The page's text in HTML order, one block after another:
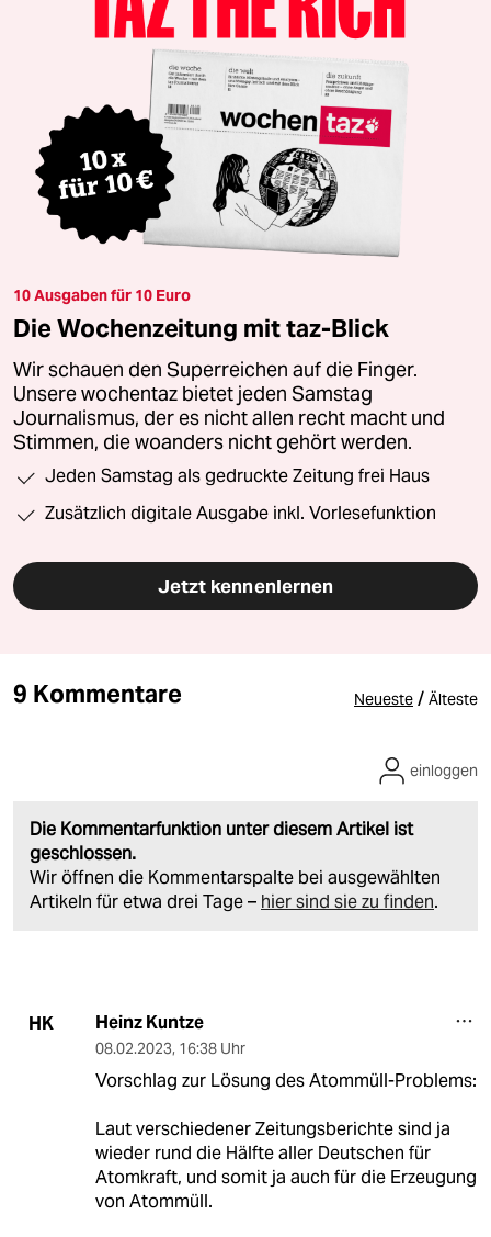
10 Ausgaben für 10 Euro
Die Wochenzeitung mit taz-Blick
Wir schauen den Superreichen auf die Finger.
Unsere wochentaz bietet jeden Samstag
Journalismus, der es nicht allen recht macht und
Stimmen, die woanders nicht gehört werden.
Jeden Samstag als gedruckte Zeitung frei Haus
Zusätzlich digitale Ausgabe inkl. Vorlesefunktion
Jetzt kennenlernen
9 Kommentare Neueste / Älteste
Die Kommentarfunktion unter diesem Artikel ist
geschlossen.
Wir öffnen die Kommentarspalte bei ausgewählten
Artikeln für etwa drei Tage – hier sind sie zu finden.
einloggen
HK Heinz Kuntze
08.02.2023, 16:38 Uhr
Vorschlag zur Lösung des Atommüll-Problems:
Laut verschiedener Zeitungsberichte sind ja
wieder rund die Hälfte aller Deutschen für
Atomkraft, und somit ja auch für die Erzeugung
von Atommüll.